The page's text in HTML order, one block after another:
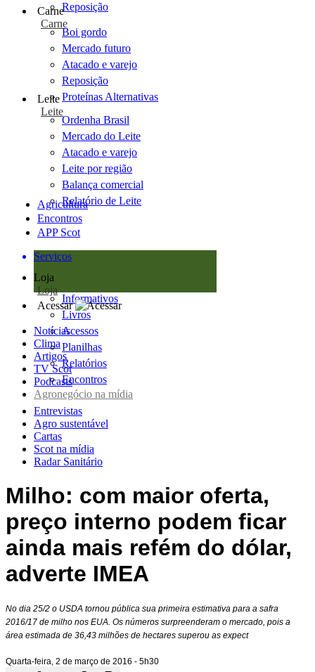
Reposição
Carne
Carne
Boi gordo
Mercado futuro
Atacado e varejo
Reposição
Proteínas Alternativas
Leite
Leite
Ordenha Brasil
Mercado do Leite
Atacado e varejo
Leite por região
Balança comercial
Relatório de Leite
Agricultura
Encontros
APP Scot
Serviços
Loja
Loja
Informativos
Livros
Acessos
Planilhas
Relatórios
Encontros
Acessar
Notícias
Clima
Artigos
TV Scot
Podcasts
Agronegócio na mídia
Entrevistas
Agro sustentável
Cartas
Scot na mídia
Radar Sanitário
Milho: com maior oferta,
preço interno podem ficar
ainda mais refém do dólar,
adverte IMEA
No dia 25/2 o USDA tornou pública sua primeira estimativa para a safra
2016/17 de milho nos EUA. Os números surpreenderam o mercado, pois a
área estimada de 36,43 milhões de hectares superou as expect
Quarta-feira, 2 de março de 2016 - 5h30